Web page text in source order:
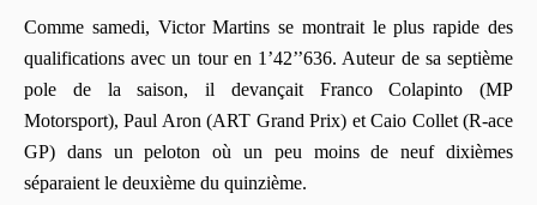
Comme samedi, Victor Martins se montrait le plus rapide des
qualifications avec un tour en 1’42’’636. Auteur de sa septième
pole de la saison, il devançait Franco Colapinto (MP
Motorsport), Paul Aron (ART Grand Prix) et Caio Collet (R-ace
GP) dans un peloton où un peu moins de neuf dixièmes
séparaient le deuxième du quinzième.